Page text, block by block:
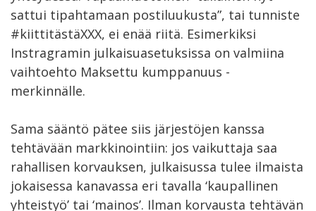
sattui tipahtamaan postiluukusta”, tai tunniste
#kiittitästäXXX, ei enää riitä. Esimerkiksi
Instragramin julkaisuasetuksissa on valmiina
vaihtoehto Maksettu kumppanuus -
merkinnälle.
Sama sääntö pätee siis järjestöjen kanssa
tehtävään markkinointiin: jos vaikuttaja saa
rahallisen korvauksen, julkaisussa tulee ilmaista
jokaisessa kanavassa eri tavalla ‘kaupallinen
yhteistyö’ tai ‘mainos’. Ilman korvausta tehtävän